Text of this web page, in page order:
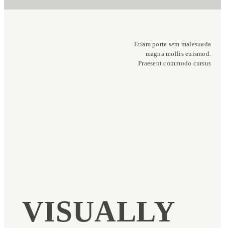
Etiam porta sem malesuada
magna mollis euismod.
Praesent commodo cursus
VISUALLY